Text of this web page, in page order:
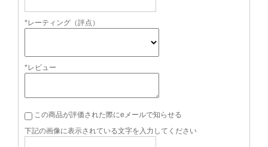
*レーティング（評点）
*レビュー
この商品が評価された際にeメールで知らせる
下記の画像に表示されている文字を入力してください